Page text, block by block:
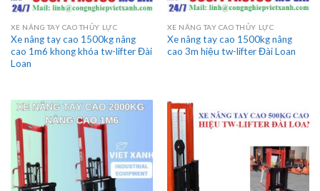
XE NÂNG TAY CAO THỦY LỰC
Xe nâng tay cao 1500kg nâng
cao 1m6 khong khóa tw-lifter Đài
Loan
XE NÂNG TAY CAO THỦY LỰC
Xe nâng tay cao 1500kg nâng
cao 3m hiệu tw-lifter Đài Loan